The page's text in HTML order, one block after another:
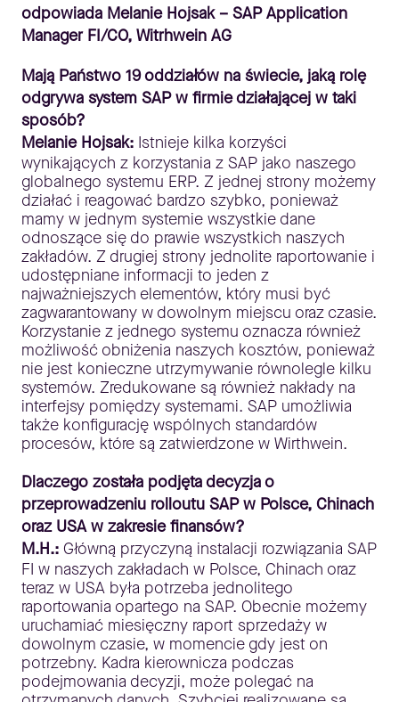
odpowiada Melanie Hojsak – SAP Application
Manager FI/CO, Witrhwein AG
Mają Państwo 19 oddziałów na świecie, jaką rolę
odgrywa system SAP w firmie działającej w taki
sposób?
Melanie Hojsak: Istnieje kilka korzyści
wynikających z korzystania z SAP jako naszego
globalnego systemu ERP. Z jednej strony możemy
działać i reagować bardzo szybko, ponieważ
mamy w jednym systemie wszystkie dane
odnoszące się do prawie wszystkich naszych
zakładów. Z drugiej strony jednolite raportowanie i
udostępniane informacji to jeden z
najważniejszych elementów, który musi być
zagwarantowany w dowolnym miejscu oraz czasie.
Korzystanie z jednego systemu oznacza również
możliwość obniżenia naszych kosztów, ponieważ
nie jest konieczne utrzymywanie równolegle kilku
systemów. Zredukowane są również nakłady na
interfejsy pomiędzy systemami. SAP umożliwia
także konfigurację wspólnych standardów
procesów, które są zatwierdzone w Wirthwein.
Dlaczego została podjęta decyzja o
przeprowadzeniu rolloutu SAP w Polsce, Chinach
oraz USA w zakresie finansów?
M.H.: Główną przyczyną instalacji rozwiązania SAP
FI w naszych zakładach w Polsce, Chinach oraz
teraz w USA była potrzeba jednolitego
raportowania opartego na SAP. Obecnie możemy
uruchamiać miesięczny raport sprzedaży w
dowolnym czasie, w momencie gdy jest on
potrzebny. Kadra kierownicza podczas
podejmowania decyzji, może polegać na